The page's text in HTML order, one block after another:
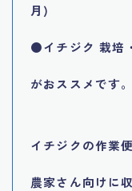
月)
●イチジク 栽培
がおススメです。
イチジクの作業
農家さん向けに